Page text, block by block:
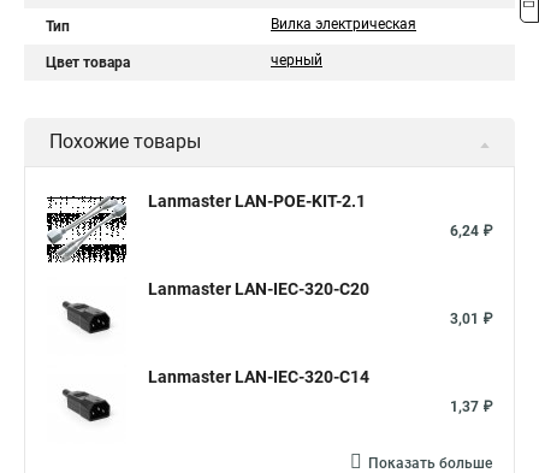
Тип Вилка электрическая
Цвет товара черный
Похожие товары
Lanmaster LAN-POE-KIT-2.1
6,24 ₽
Lanmaster LAN-IEC-320-C20
3,01 ₽
Lanmaster LAN-IEC-320-C14
1,37 ₽
Показать больше